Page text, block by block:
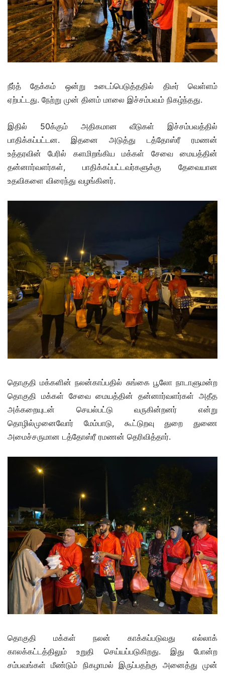
நீர்த் தேக்கம் ஒன்று உடைப்பெடுத்ததில் திடீர் வெள்ளம்
ஏற்பட்டது. நேற்று முன் தினம் மாலை இச்சம்பவம் நிகழ்ந்தது.
இதில் 50க்கும் அதிகமான வீடுகள் இச்சம்பவத்தில்
பாதிக்கப்பட்டன. இதனை அடுத்து டத்தோஸ்ரீ ரமணன்
உத்தரவின் பேரில் களமிறங்கிய மக்கள் சேவை மையத்தின்
தன்னார்வளர்கள், பாதிக்கப்பட்டவர்களுக்கு தேவையான
உதவிகளை விரைந்து வழங்கினர்.
தொகுதி மக்களின் நலன்காப்பதில் சுங்கை பூலோ நாடாளுமன்ற
தொகுதி மக்கள் சேவை மையத்தின் தன்னார்வளர்கள் அதீத
அக்கறையுடன் செயல்பட்டு வருகின்றனர் என்று
தொழில்முனைவோர் மேம்பாடு, கூட்டுறவு துறை துணை
அமைச்சருமான டத்தோஸ்ரீ ரமணன் தெரிவித்தார்.
தொகுதி மக்கள் நலன் காக்கப்படுவது எல்லாக்
காலக்கட்டத்திலும் உறுதி செய்யப்படுகிறது. இது போன்ற
சம்பவங்கள் மீண்டும் நிகழாமல் இருப்பதற்கு அனைத்து முன்